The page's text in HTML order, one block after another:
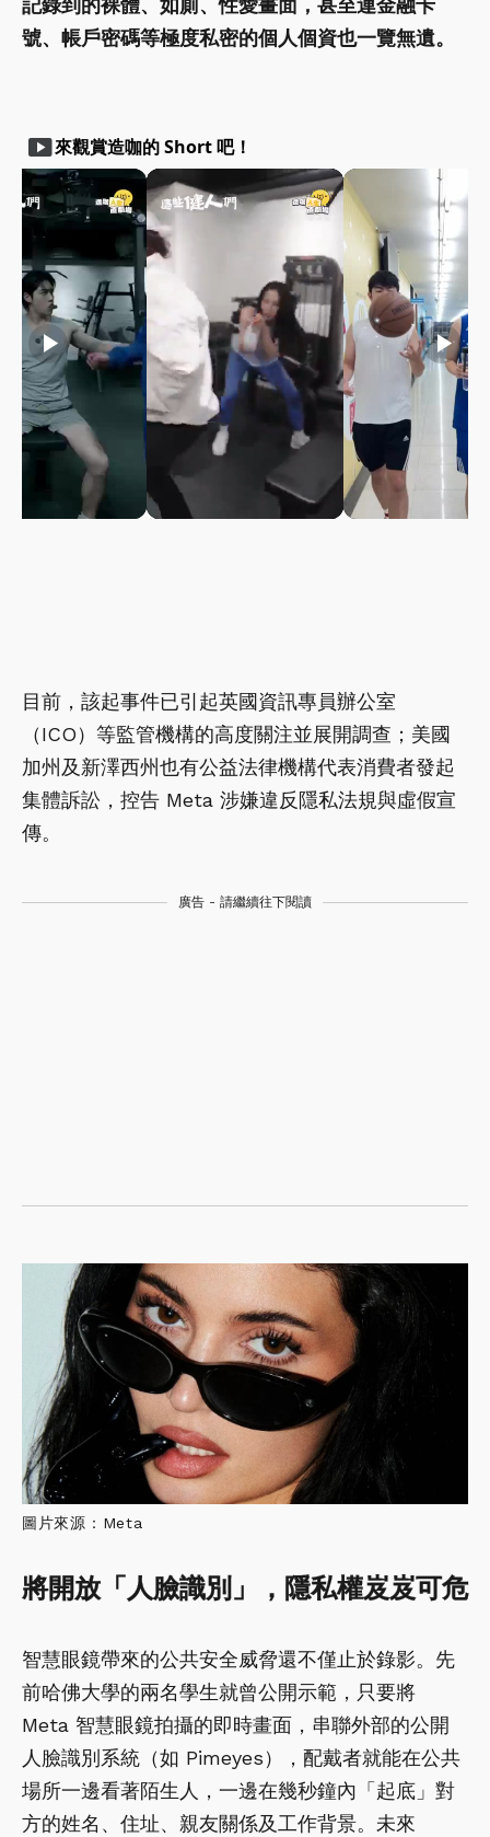
記錄到的裸體、如廁、性愛畫面，甚至連金融卡
號、帳戶密碼等極度私密的個人個資也一覽無遺。
smart_display來觀賞造咖的 Short 吧！
play_arrow play_arrow play_arrow
目前，該起事件已引起英國資訊專員辦公室
（ICO）等監管機構的高度關注並展開調查；美國
加州及新澤西州也有公益法律機構代表消費者發起
集體訴訟，控告 Meta 涉嫌違反隱私法規與虛假宣
傳。
廣告 - 請繼續往下閱讀
圖片來源：Meta
將開放「人臉識別」，隱私權岌岌可危
智慧眼鏡帶來的公共安全威脅還不僅止於錄影。先
前哈佛大學的兩名學生就曾公開示範，只要將
Meta 智慧眼鏡拍攝的即時畫面，串聯外部的公開
人臉識別系統（如 Pimeyes），配戴者就能在公共
場所一邊看著陌生人，一邊在幾秒鐘內「起底」對
方的姓名、住址、親友關係及工作背景。未來